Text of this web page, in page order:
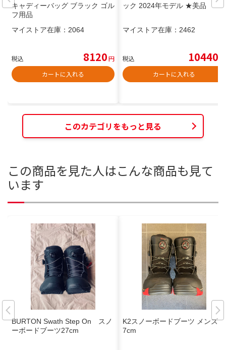
キャディーバッグ ブラック ゴル
フ用品
マイストア在庫： 2064
税込 8120円
カートに入れる
ック 2024年モデル ★美品
マイストア在庫： 2462
税込 10440
カートに入れる
このカテゴリをもっと見る
この商品を見た人はこんな商品も見て
います
BURTON Swath Step On スノ
ーボードブーツ27cm
K2スノーボードブーツ メンズ 2
7cm